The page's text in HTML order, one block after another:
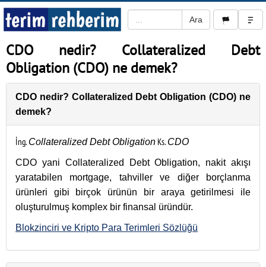
CDO nedir? Collateralized Debt
Obligation (CDO) ne demek?
CDO nedir? Collateralized Debt Obligation (CDO) ne
demek?
İng. Collateralized Debt Obligation Ks. CDO
CDO yani Collateralized Debt Obligation, nakit akışı
yaratabilen mortgage, tahviller ve diğer borçlanma
ürünleri gibi birçok ürünün bir araya getirilmesi ile
oluşturulmuş komplex bir finansal üründür.
Blokzinciri ve Kripto Para Terimleri Sözlüğü